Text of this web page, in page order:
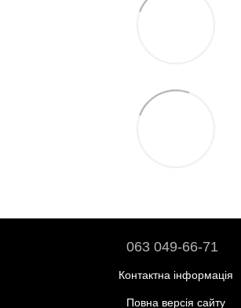
063 049-66-71
Контактна інформація
Повна версія сайту